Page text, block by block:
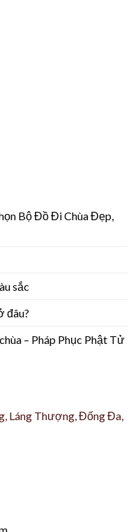
Bộ Đồ Đi Chùa Đẹp,
sắc
đâu?
– Pháp Phục Phật Tử
Láng Thượng, Đống Đa,